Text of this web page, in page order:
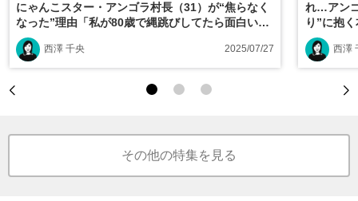
にゃんこスター・アンゴラ村長（31）が“焦らなく
なった”理由「私が80歳で縄跳びしてたら面白い気
がするって思ったんです」
西澤 千央 2025/07/27
れ…アン
り”に抱
で生きて
西澤
その他の特集を見る